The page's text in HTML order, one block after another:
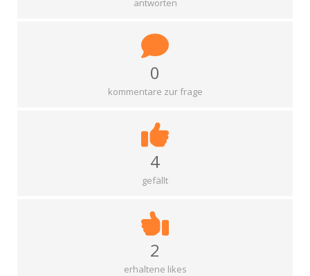
antworten
0
kommentare zur frage
4
gefällt
2
erhaltene likes